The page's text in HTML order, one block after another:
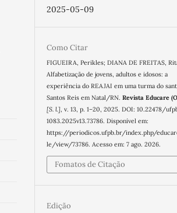
2025-05-09
Como Citar
FIGUEIRA, Perikles; DIANA DE FREITAS,
Alfabetização de jovens, adultos e idosos: a
experiência do REAJAI em uma turma do
Santos Reis em Natal/RN.Revista Educare
[S. l.] , v. 13, p. 1–20, 2025. DOI: 10.22478/
1083.2025v13.73786. Disponível em:
https://periodicos.ufpb.br/index.php/
le/view/73786. Acesso em: 7 ago. 2026.
Fomatos de Citação
Edição